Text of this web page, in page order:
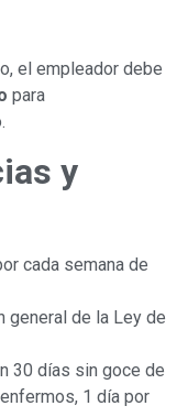
el empleador debe
para
y
cada semana de
general de la Ley de
30 días sin goce de
1 día por